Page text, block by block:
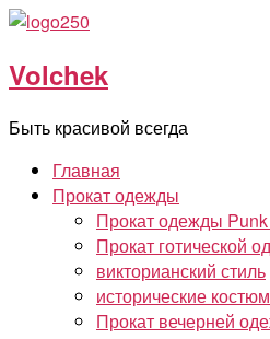
Перейти
содержимому
Volchek
Быть красивой всегда
Главная
Прокат одежды
Прокат одежды
Прокат готической
викторианский стиль
исторические
Прокат вечерней